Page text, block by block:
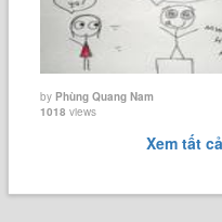
byPhùng Quang Nam
1018 views
Xem tất